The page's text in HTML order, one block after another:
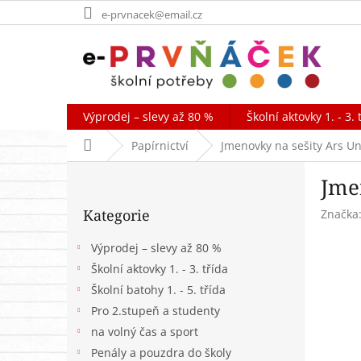
na
e-prvnacek@email.cz
Výprodej – slevy až 80 % Školní aktovky 1. - 3.
Domů Papírnictví Jmenovky na sešity Ars
P
kategorie
Kategorie
Výprodej – slevy až 80 %
Školní aktovky 1. - 3. třída
Školní batohy 1. - 5. třída
Pro 2.stupeň a studenty
na volný čas a sport
Penály a pouzdra do školy
Značka: